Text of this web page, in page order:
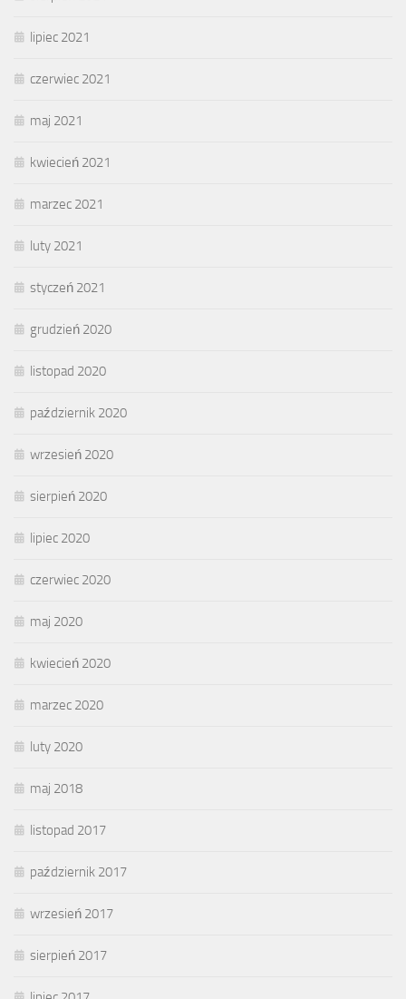
lipiec 2021
czerwiec 2021
maj 2021
kwiecień 2021
marzec 2021
luty 2021
styczeń 2021
grudzień 2020
listopad 2020
październik 2020
wrzesień 2020
sierpień 2020
lipiec 2020
czerwiec 2020
maj 2020
kwiecień 2020
marzec 2020
luty 2020
maj 2018
listopad 2017
październik 2017
wrzesień 2017
sierpień 2017